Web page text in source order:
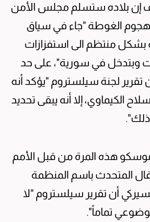
إن بلاده ستسلم مجلس الأمن
هجوم الغوطة "جاء في سياق
بشكل منتظم الى استفزازات
وبتدخل في سورية"، على حد
تقرير لجنة سيلستروم "يؤكد أنه
الكيماوي، إلا أنه يبقى تحديد
موسكو هذه المرة من قبل الأمم
المتحدث باسم المنظمة
أن تقرير سيلستروم "لا
تماماً".